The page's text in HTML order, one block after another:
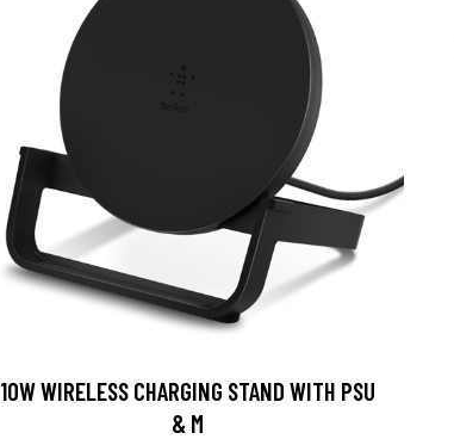
10W WIRELESS CHARGING STAND WITH PSU
& M